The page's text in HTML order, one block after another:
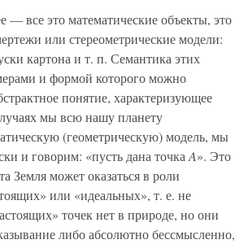
все это математические объекты, это
или стереометрические модели:
картона и т. п. Семантика этих
и формой которого можно
понятие, характеризующее
мы всю нашу планету
(геометрическую) модель, мы
и говорим: «пусть дана точка A». Это
Земля может оказаться в роли
или «идеальных», т. е. не
точек нет в природе, но они
либо абсолютно бессмысленно,